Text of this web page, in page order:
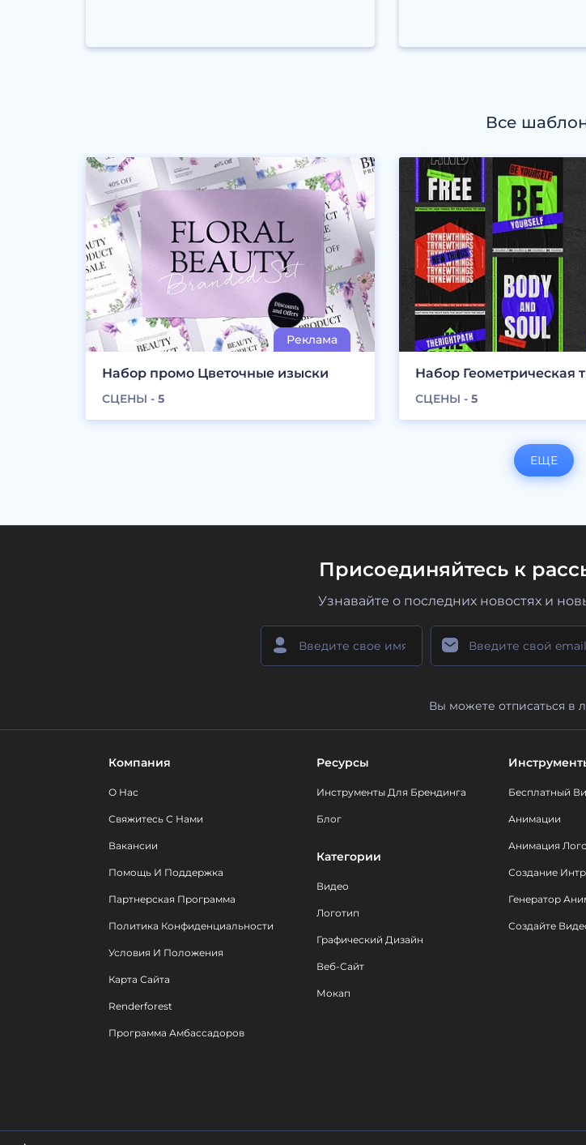
Все
Набор промо Цветочные изыски
СЦЕНЫ -5
Набор Геометрическая
СЦЕНЫ -5
ЕЩЕ
Присоединяйтесь к
Узнавайте о последних новостях и
Вы можете отписаться в
Компания
О Нас
Свяжитесь С Нами
Вакансии
Помощь И Поддержка
Партнерская Программа
Политика Конфиденциальности
Условия И Положения
Карта Сайта
Renderforest
Программа Амбассадоров
Ресурсы
Инструменты Для Брендинга
Блог
Категории
Видео
Логотип
Графический Дизайн
Веб-Сайт
Мокап
Бесплатный
Анимации
Анимация
Создание
Генератор
Создайте